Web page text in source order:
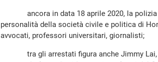
ancora in data 18 aprile 2020, la polizia
personalità della società civile e politica di
avvocati, professori universitari, giornalisti;
tra gli arrestati figura anche Jimmy Lai,